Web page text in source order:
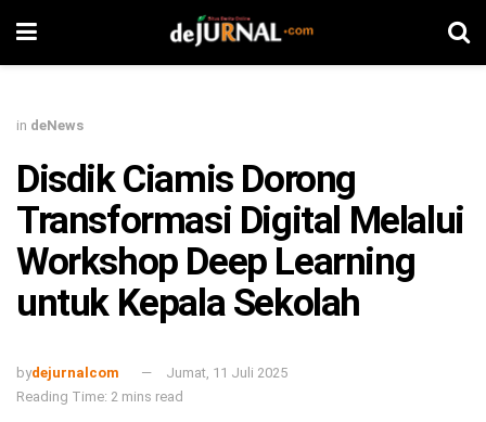
in deNews
Disdik Ciamis Dorong
Transformasi Digital Melalui
Workshop Deep Learning
untuk Kepala Sekolah
bydejurnalcom
Jumat, 11 Juli 2025
Reading Time: 2 mins read